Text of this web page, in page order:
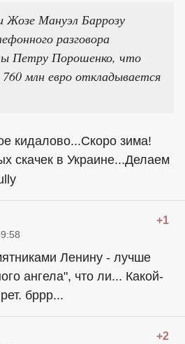
Жозе Мануэл Баррозу
разговора
Петру Порошенко, что
млн евро откладывается
кидалово...Скоро зима!
скачек в Украине...Делаем
+1
Ленину - лучше
ангела", что ли... Какой-
бррр...
+2